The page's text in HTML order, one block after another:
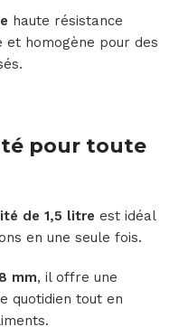
haute résistance
et homogène pour des
pour toute
de 1,5 litre est idéal
en une seule fois.
mm, il offre une
quotidien tout en